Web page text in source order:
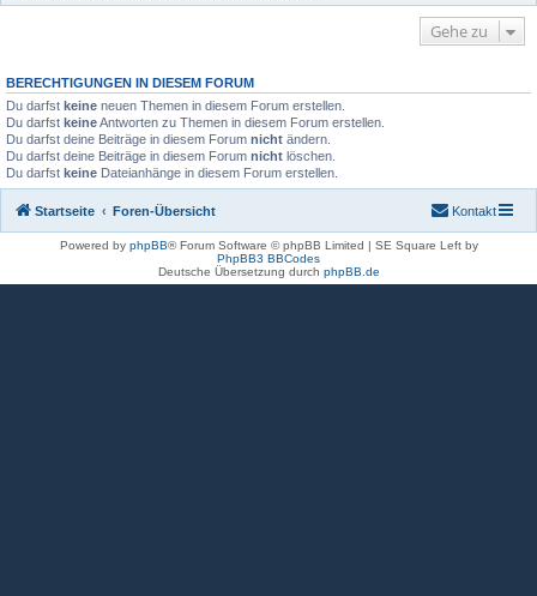
Gehe zu
BERECHTIGUNGEN IN DIESEM FORUM
Du darfst keine neuen Themen in diesem Forum erstellen.
Du darfst keineAntworten zu Themen in diesem Forum erstellen.
Du darfst deine Beiträge in diesem Forum nicht ändern.
Du darfst deine Beiträge in diesem Forum nicht löschen.
Du darfst keine Dateianhänge in diesem Forum erstellen.
Startseite Foren-Übersicht Kontakt
Powered by phpBB® Forum Software © phpBB Limited | SE Square Left by
PhpBB3 BBCodes
Deutsche Übersetzung durch phpBB.de